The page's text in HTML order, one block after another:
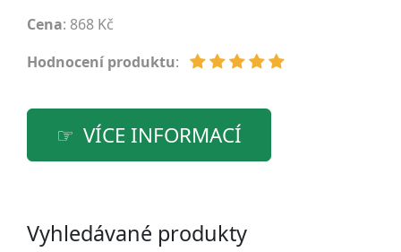
Cena: 868 Kč
Hodnocení produktu:
VÍCE INFORMACÍ
Vyhledávané produkty